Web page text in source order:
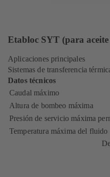
Etabloc SYT (para
Aplicaciones principales
Sistemas de transferencia
Datos técnicos
Caudal máximo
Altura de bombeo máxima
Presión de servicio máxima
Temperatura máxima del fluido